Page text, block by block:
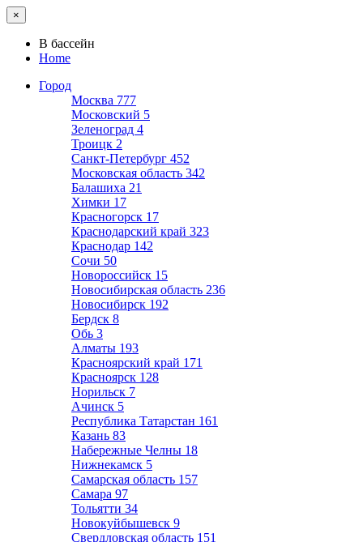
×
В бассейн
Home
Город
Москва 777
Московский 5
Зеленоград 4
Троицк 2
Санкт-Петербург 452
Московская область 342
Балашиха 21
Химки 17
Красногорск 17
Краснодарский край 323
Краснодар 142
Сочи 50
Новороссийск 15
Новосибирская область 236
Новосибирск 192
Бердск 8
Обь 3
Алматы 193
Красноярский край 171
Красноярск 128
Норильск 7
Ачинск 5
Республика Татарстан 161
Казань 83
Набережные Челны 18
Нижнекамск 5
Самарская область 157
Самара 97
Тольятти 34
Новокуйбышевск 9
Свердловская область 151